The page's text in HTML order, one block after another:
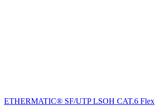
ETHERMATIC® SF/UTP LSOH CAT.6 Flex